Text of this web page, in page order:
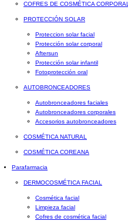
COFRES DE COSMÉTICA CORPORAL
PROTECCIÓN SOLAR
Proteccion solar facial
Protección solar corporal
Aftersun
Protección solar infantil
Fotoprotección oral
AUTOBRONCEADORES
Autobronceadores faciales
Autobronceadores corporales
Accesorios autobronceadores
COSMÉTICA NATURAL
COSMÉTICA COREANA
Parafarmacia
DERMOCOSMÉTICA FACIAL
Cosmética facial
Limpieza facial
Cofres de cosmética facial